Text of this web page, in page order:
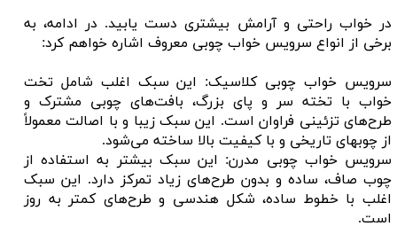
در خواب راحتی و آرامش بیشتری دست یابید. در ادامه، به
برخی از انواع سرویس خواب چوبی معروف اشاره خواهم کرد:
سرویس خواب چوبی کلاسیک: این سبک اغلب شامل تخت
خواب با تخته سر و پای بزرگ، بافت‌های چوبی مشترک و
طرح‌های تزئینی فراوان است. این سبک زیبا و با اصالت معمولاً
از چوبهای تاریخی و با کیفیت بالا ساخته می‌شود.
سرویس خواب چوبی مدرن: این سبک بیشتر به استفاده از
چوب صاف، ساده و بدون طرح‌های زیاد تمرکز دارد. این سبک
اغلب با خطوط ساده، شکل هندسی و طرح‌های کمتر به روز
است.